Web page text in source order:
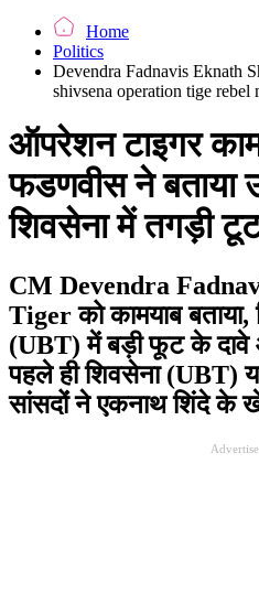
Home
Politics
Devendra Fadnavis Eknath
shivsena operation tige rebel
ऑपरेशन टाइगर
फडणवीस ने बताया
शिवसेना में तगड़ी
CM Devendra
Tiger को कामयाब
(UBT) में बड़ी फूट के
पहले ही शिवसेना (UBT)
सांसदोंं ने एकनाथ शिंदे के